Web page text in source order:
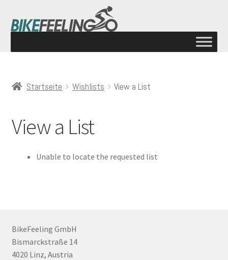
Startseite Wishlists View a List
View a List
Unable to locate the requested list
BikeFeeling GmbH
Bismarckstraße 14
4020 Linz, Austria